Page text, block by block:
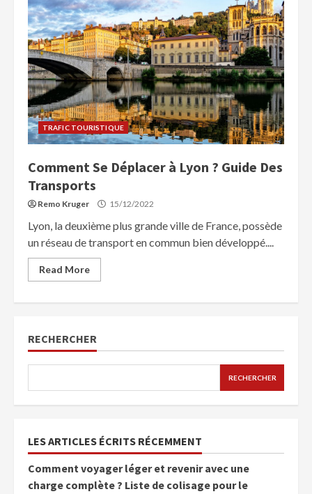
TRAFIC TOURISTIQUE
Comment Se Déplacer à Lyon ? Guide Des
Transports
Remo Kruger 15/12/2022
Lyon, la deuxième plus grande ville de France, possède
un réseau de transport en commun bien développé....
Read More
RECHERCHER
RECHERCHER
LES ARTICLES ÉCRITS RÉCEMMENT
Comment voyager léger et revenir avec une
charge complète ? Liste de colisage pour le